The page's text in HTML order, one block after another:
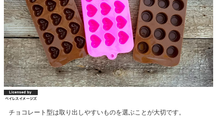
チョコレート型は取り出しやすいものを選ぶことが大切です。